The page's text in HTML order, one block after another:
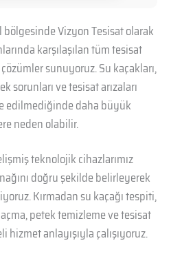
bölgesinde Vizyon Tesisat olarak
karşılaşılan tüm tesisat
sunuyoruz. Su kaçakları,
sorunları ve tesisat arızaları
edilmediğinde daha büyük
neden olabilir.
teknolojik cihazlarımız
doğru şekilde belirleyerek
Kırmadan su kaçağı tespiti,
petek temizleme ve tesisat
anlayışıyla çalışıyoruz.